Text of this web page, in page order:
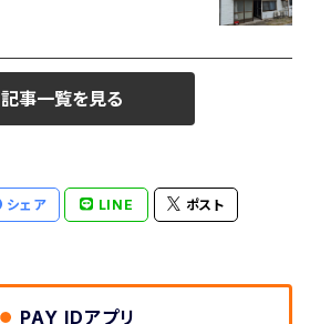
記事一覧を見る
シェア LINE ポスト
PAY IDアプリ